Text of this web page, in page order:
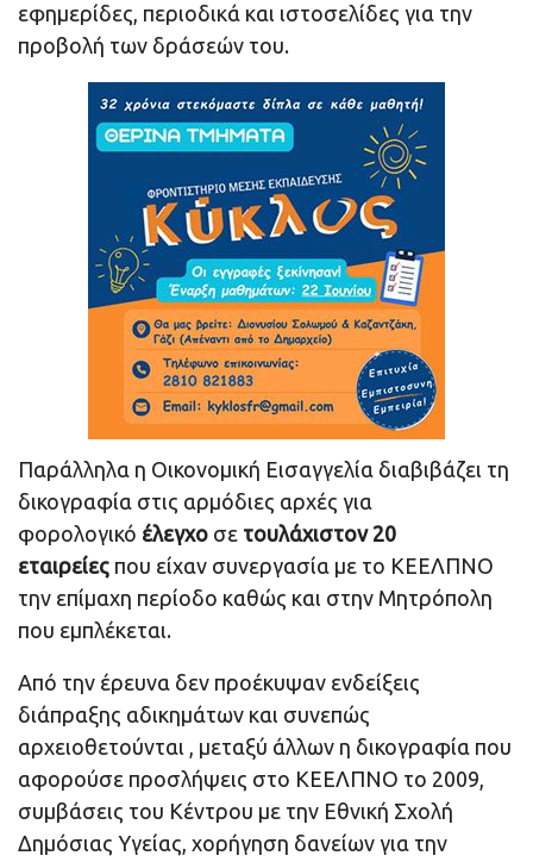
εφημερίδες, περιοδικά και ιστοσελίδες για την
προβολή των δράσεών του.
Παράλληλα η Οικονομική Εισαγγελία διαβιβάζει τη
δικογραφία στις αρμόδιες αρχές για
φορολογικό έλεγχο σε τουλάχιστον 20
εταιρείες που είχαν συνεργασία με το ΚΕΕΛΠΝΟ
την επίμαχη περίοδο καθώς και στην Μητρόπολη
που εμπλέκεται.
Από την έρευνα δεν προέκυψαν ενδείξεις
διάπραξης αδικημάτων και συνεπώς
αρχειοθετούνται , μεταξύ άλλων η δικογραφία που
αφορούσε προσλήψεις στο ΚΕΕΛΠΝΟ το 2009,
συμβάσεις του Κέντρου με την Εθνική Σχολή
Δημόσιας Υγείας, χορήγηση δανείων για την